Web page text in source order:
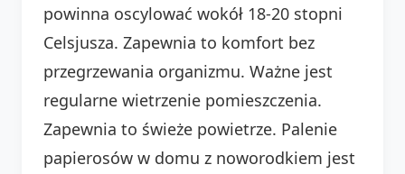
powinna oscylować wokół 18-20 stopni
Celsjusza. Zapewnia to komfort bez
przegrzewania organizmu. Ważne jest
regularne wietrzenie pomieszczenia.
Zapewnia to świeże powietrze. Palenie
papierosów w domu z noworodkiem jest